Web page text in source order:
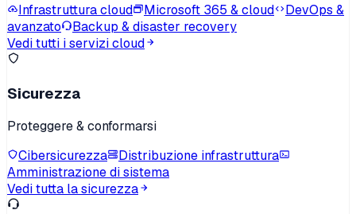
Infrastruttura cloud
Microsoft 365 & cloud
DevOps &
avanzato
Backup & disaster recovery
Vedi tutti i servizi cloud
Sicurezza
Proteggere & conformarsi
Cibersicurezza
Distribuzione infrastruttura
Amministrazione di sistema
Vedi tutta la sicurezza